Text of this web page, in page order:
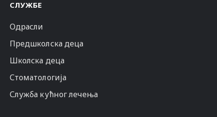
СЛУЖБЕ
Одрасли
Предшколска деца
Школска деца
Стоматологија
Служба кућног лечења